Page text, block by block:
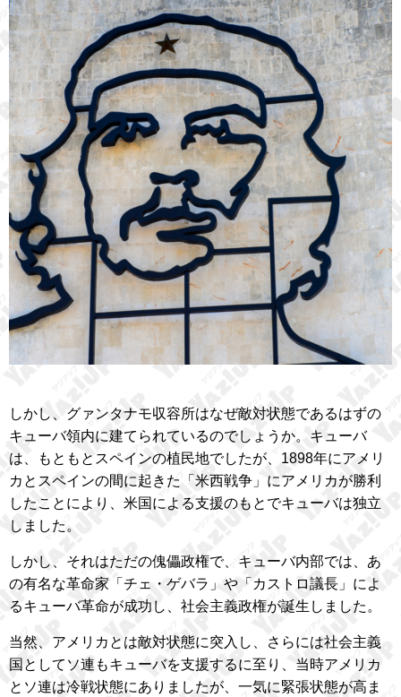
しかし、グァンタナモ収容所はなぜ敵対状態であるはずの
キューバ領内に建てられているのでしょうか。キューバ
は、もともとスペインの植民地でしたが、1898年にアメリ
カとスペインの間に起きた「米西戦争」にアメリカが勝利
したことにより、米国による支援のもとでキューバは独立
しました。
しかし、それはただの傀儡政権で、キューバ内部では、あ
の有名な革命家「チェ・ゲバラ」や「カストロ議長」によ
るキューバ革命が成功し、社会主義政権が誕生しました。
当然、アメリカとは敵対状態に突入し、さらには社会主義
国としてソ連もキューバを支援するに至り、当時アメリカ
とソ連は冷戦状態にありましたが、一気に緊張状態が高ま